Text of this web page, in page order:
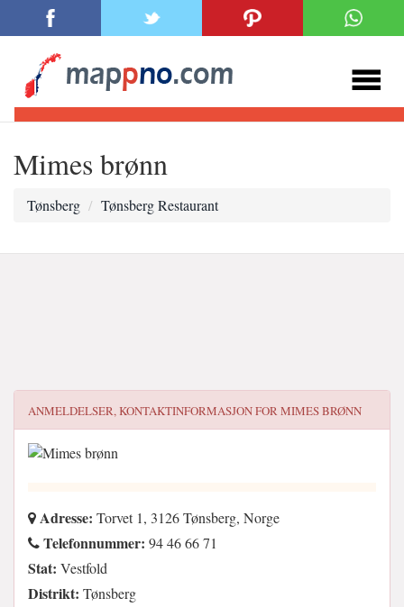
Mimes brønn
Tønsberg Tønsberg Restaurant
ANMELDELSER, KONTAKTINFORMASJON FORMIMES BRØNN
Adresse: Torvet 1, 3126 Tønsberg, Norge
Telefonnummer: 94 46 66 71
Stat: Vestfold
Distrikt: Tønsberg